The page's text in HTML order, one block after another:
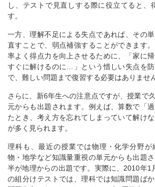
し、テストで見直しする際に役立てると、
す。
一方、理解不足による失点であれば、その
直すことで、弱点補強することができます
率よく得点力を向上させるために、「家に
すぐに解けるのに…」という惜しい失点を
で、難しい問題まで復習する必要はありません
さらに、新6年生への注意点ですが、授業で
元からも出題されます。例えば、算数で「
たとき、考え方を忘れてしまっていて解け
が多く見られます。
理科も、最近の授業では物理・化学分野が
物・地学など知識量重視の単元からも出題
半が地理からの出題です。実際に、2010年1
の組分けテストでは、理科では知識問題ば